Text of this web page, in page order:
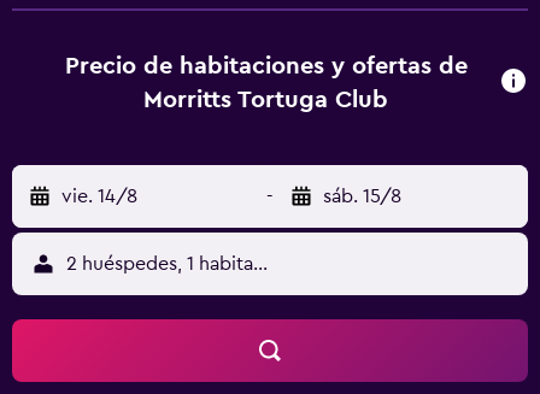
bañera combinadas y secador de pelo. Los huéspedes
pueden navegar por la web gracias a nuestro acceso a
canales por satélite. Las habitaciones también incluyen
tabla de planchar con plancha y ventilador de techo. Se
ofrece servicio de limpieza todos los días. Este hotel
dispone de una pista de tenis al aire libre y bicicletas
gratuitas. En el alojamiento hay 3 piscinas al aire libre
además de piscina infantil. Otros servicios de ocio y
esparcimiento incluyen gimnasio. Se pueden practicar las
actividades de ocio y esparcimiento que se indican más
Precio de habitaciones y ofertas de
Morritts Tortuga Club
vie. 14/8 - sáb. 15/8
2 huéspedes, 1 habitación